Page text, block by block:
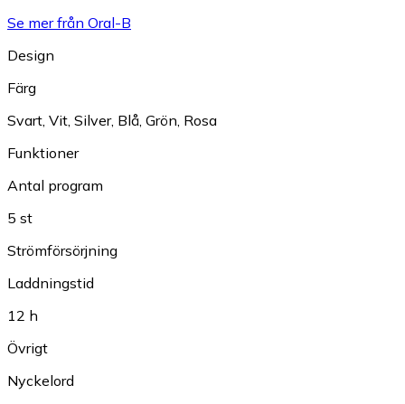
Se mer från Oral-B
Design
Färg
Svart Vit Silver, Blå Grön Rosa
Funktioner
Antal program
5 st
Strömförsörjning
Laddningstid
12 h
Övrigt
Nyckelord